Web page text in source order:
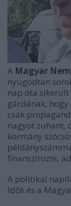
A Magyar
nyugodtan
nap óta
gárdának,
csak
nagyot zuhant,
kormány
finanszírozni,
A politikai
Idők és a